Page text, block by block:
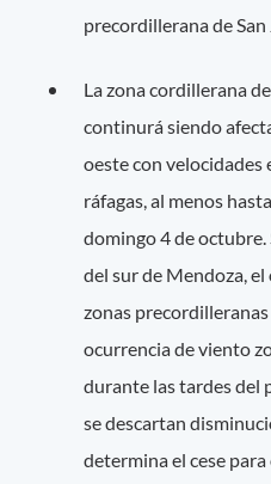
precordillerana de San
La zona cordillerana
continurá siendo
oeste con velocidades
ráfagas, al menos
domingo 4 de
del sur de Mendoza,
zonas
ocurrencia de viento
durante las tardes del
se descartan
determina el cese